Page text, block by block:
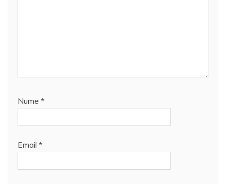
Nume *
Email *